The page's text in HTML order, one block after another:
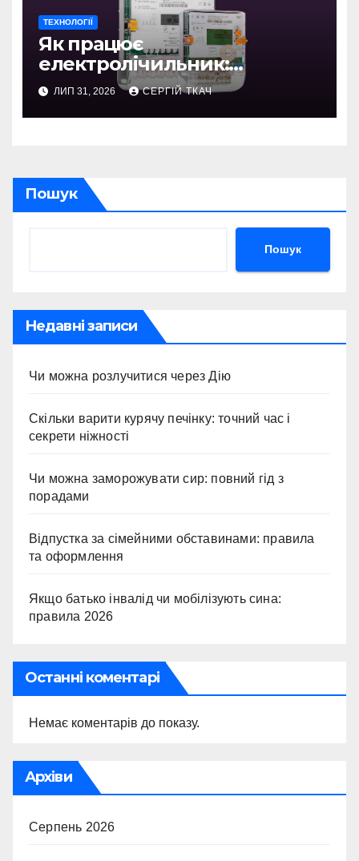
ТЕХНОЛОГІЇ
Як працює
електролічильник:
детальний розбір
механізмів і сучасних
технологій
ЛИП 31, 2026 СЕРГІЙ ТКАЧ
Пошук
Пошук
Недавні записи
Чи можна розлучитися через Дію
Скільки варити курячу печінку: точний час і
секрети ніжності
Чи можна заморожувати сир: повний гід з
порадами
Відпустка за сімейними обставинами: правила
та оформлення
Якщо батько інвалід чи мобілізують сина:
правила 2026
Останні коментарі
Немає коментарів до показу.
Архіви
Серпень 2026